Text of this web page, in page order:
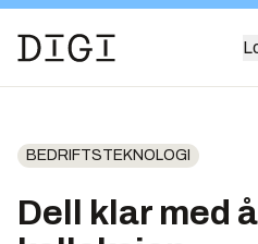
BEDRIFTSTEKNOLOGI
Dell klar med